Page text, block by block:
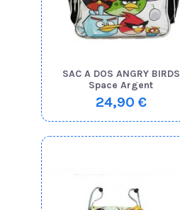
SAC A DOS ANGRY BIRDS
Space Argent
24,90 €